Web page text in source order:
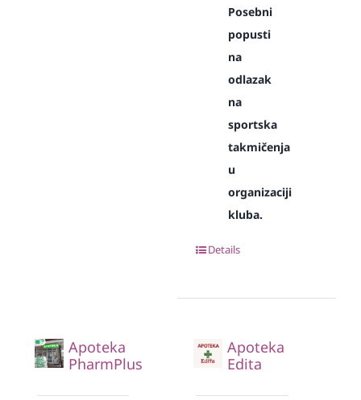
Posebni
popusti
na
odlazak
na
sportska
takmičenja
u
organizaciji
kluba.
Details
Apoteka
PharmPlus
Apoteka
Edita